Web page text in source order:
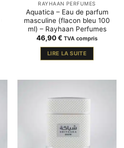
RAYHAAN PERFUMES
Aquatica – Eau de parfum
masculine (flacon bleu 100
ml) – Rayhaan Perfumes
46,90€ TVA compris
LIRE LA SUITE